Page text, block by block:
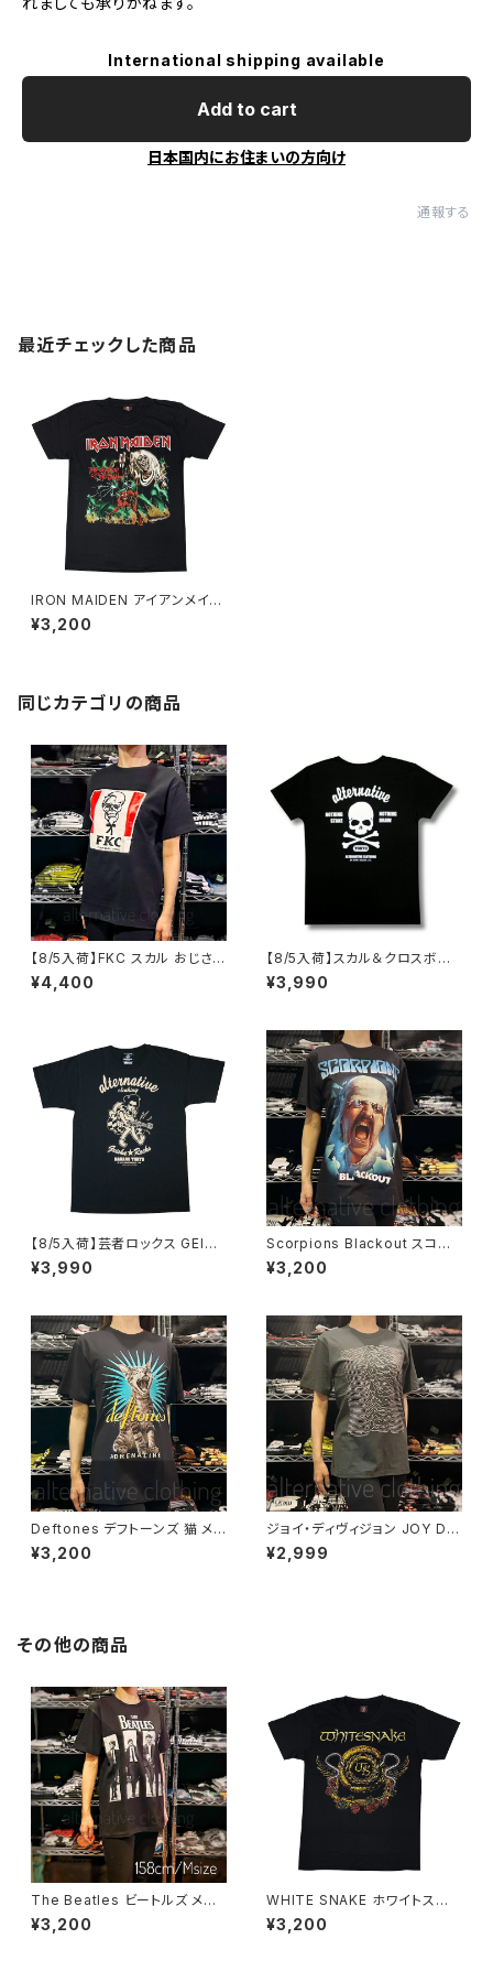
International shipping available
Add to cart
日本国内にお住まいの方向け
通報する
最近チェックした商品
IRON MAIDEN アイアンメイデ
ン 魔力の刻印 黒 メンズ レディ
ース ロックＴシャツ バンドＴシャ
¥3,200
同じカテゴリの商品
【8/5入荷】FKC スカル おじさん
Tシャツ おもしろ パロディ プレ
ゼント ギフト 丈夫 大きいサイズ
ャツ バンドTシャツ 黒 ブラック
alt-s at-72bk
¥4,400
【8/5入荷】スカル＆クロスボー
ン Tシャツ NOTHING STAKE
NOTHING DRAW ブラック 黒
¥3,990
【8/5入荷】芸者ロックス GEISH
A ROCKS 階Ｇ子&オルタナティ
ヴ・コラボ 半袖 Tシャツ 黒 ブラ
K altss
¥3,990
Scorpions Blackout スコー
ピオンズ ブラックアウト メンズ
レディース ロックＴシャツ バン
¥3,200
Deftones デフトーンズ 猫 メン
ズ レディース ロックＴシャツ バ
ンドＴシャツ ブラック 半袖 Roc
¥3,200
ジョイ・ディヴィジョン JOY DIV
ISION アンノウン・プレジャーズ
Unknown Pleasures ロック
¥2,999
その他の商品
The Beatles ビートルズ メン
バー メンズ レディース ロックＴ
シャツ バンドＴシャツ ブラック
¥3,200
WHITE SNAKE ホワイトスネ
イク 白蛇の紋章 Ｔシャツ ロック
Ｔシャツ バンドＴシャツ RockY
¥3,200